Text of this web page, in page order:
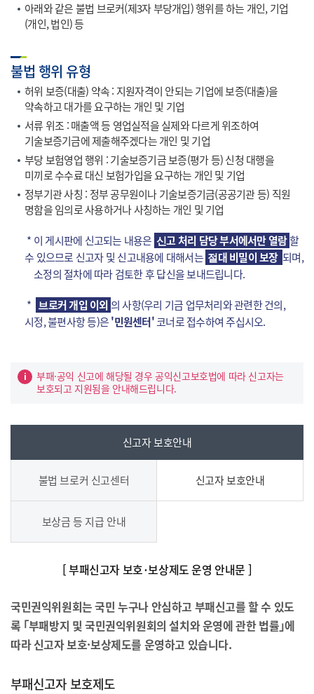
아래와 같은 불법 브로커(제3자 부당개입) 행위를 하는 개인, 기업
(개인, 법인) 등
불법 행위 유형
허위 보증(대출) 약속 : 지원자격이 안되는 기업에 보증(대출)을
약속하고 대가를 요구하는 개인 및 기업
서류 위조 : 매출액 등 영업실적을 실제와 다르게 위조하여
기술보증기금에 제출해주겠다는 개인 및 기업
부당 보험영업 행위 : 기술보증기금 보증(평가 등) 신청 대행을
미끼로 수수료 대신 보험가입을 요구하는 개인 및 기업
정부기관 사칭 : 정부 공무원이나 기술보증기금(공공기관 등) 직원
명함을 임의로 사용하거나 사칭하는 개인 및 기업
* 이 게시판에 신고되는 내용은 신고 처리 담당 부서에서만 열람할
수 있으므로 신고자 및 신고내용에 대해서는 절대 비밀이 보장 되며,
소정의 절차에 따라 검토한 후 답신을 보내드립니다.
*
브로커 개입 이외 의 사항(우리 기금 업무처리와 관련한 건의,
시정, 불편사항 등)은'민원센터'코너로 접수하여 주십시오.
부패·공익 신고에 해당될 경우 공익신고보호법에 따라 신고자는
보호되고 지원됨을 안내해드립니다.
신고자 보호안내
불법 브로커 신고센터 신고자 보호안내
보상금 등 지급 안내
[ 부패신고자 보호･보상제도 운영 안내문 ]
국민권익위원회는 국민 누구나 안심하고 부패신고를 할 수 있도
록 ｢부패방지 및 국민권익위원회의 설치와 운영에 관한 법률｣에
따라 신고자 보호·보상제도를 운영하고 있습니다.
부패신고자 보호제도